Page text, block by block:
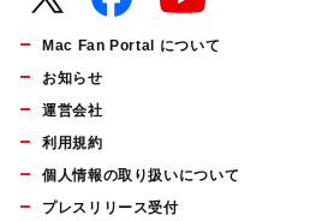
Mac Fan Portal について
お知らせ
運営会社
利用規約
個人情報の取り扱いについて
プレスリリース受付